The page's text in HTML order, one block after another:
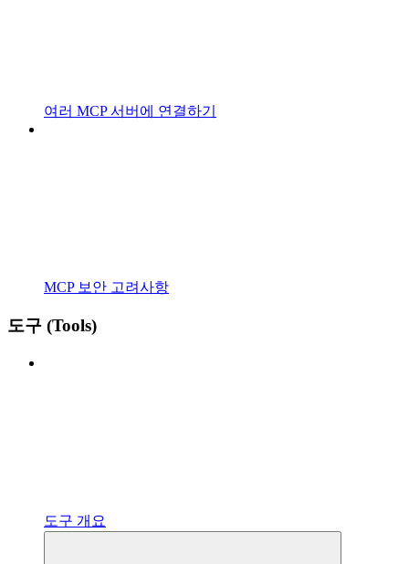
여러 MCP 서버에 연결하기
MCP 보안 고려사항
도구 (Tools)
도구 개요